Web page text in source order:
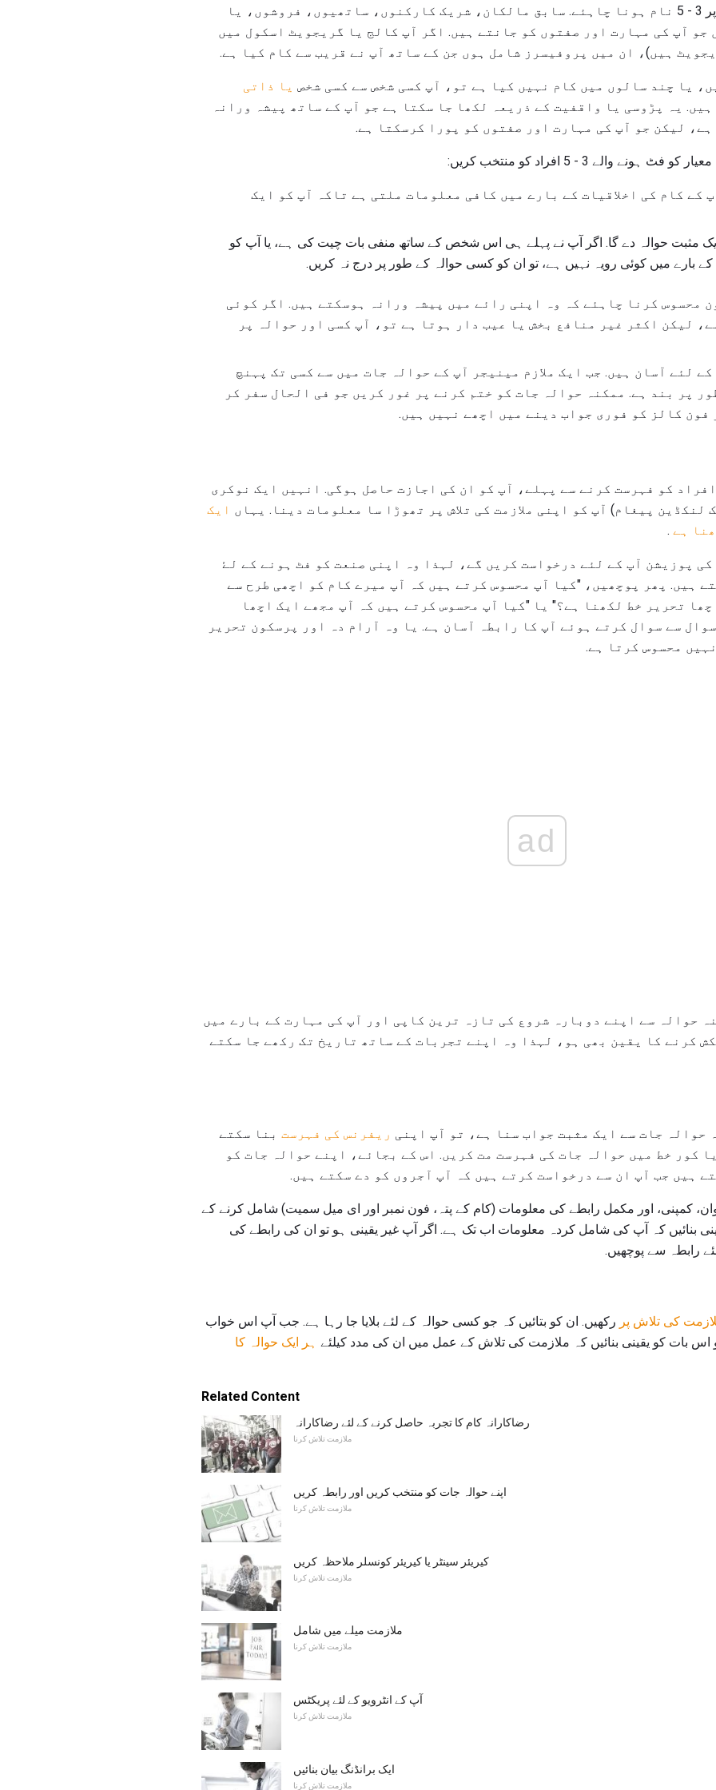
آپ کو اپنے حوالہ کی فہرست پر 3 - 5 نام ہونا چاہئے. سابق مالکان، شریک کارکنوں، ساتھیوں، فروشوں، یا
جو آپ کی مہارت اور صفتوں کو جانتے ہیں. اگر آپ کالج یا گریجویٹ اسکول میں
ہیں)، ان میں پروفیسرز شامل ہوں جن کے ساتھ آپ نے قریب سے کام کیا ہے.
یا چند سالوں میں کام نہیں کیا ہے تو، آپ کسی شخص سے کسی شخص یا ذاتی
یہ پڑوسی یا واقفیت کے ذریعہ لکھا جا سکتا ہے جو آپ کے ساتھ پیشہ ورانہ
لیکن جو آپ کی مہارت اور صفتوں کو پورا کرسکتا ہے.
والے 3 - 5 افراد کو منتخب کریں:
کے کام کی اخلاقیات کے بارے میں کافی معلومات ملتی ہے تاکہ آپ کو ایک
مثبت حوالہ دے گا. اگر آپ نے پہلے ہی اس شخص کے ساتھ منفی بات چیت کی ہے، یا آپ کو
بارے میں کوئی رویہ نہیں ہے، تو ان کو کسی حوالہ کے طور پر درج نہ کریں.
محسوس کرنا چاہئے کہ وہ اپنی رائے میں پیشہ ورانہ ہوسکتے ہیں. اگر کوئی
لیکن اکثر غیر منافع بخش یا عیب دار ہوتا ہے تو، آپ کسی اور حوالہ پر
لئے آسان ہیں. جب ایک ملازم مینیجر آپ کے حوالہ جات میں سے کسی تک پہنچ
پر بند ہے. ممکنہ حوالہ جات کو ختم کرنے پر غور کریں جو فی الحال سفر کر
فون کالز کو فوری جواب دینے میں اچھے نہیں ہیں.
حوالہ جات کے طور پر ان 3-5 افراد کو فہرست کرنے سے پہلے، آپ کو ان کی اجازت حاصل ہوگی. انہیں ایک نوکری
لنکڈین پیغام) آپ کو اپنی ملازمت کی تلاش پر تھوڑا سا معلومات دینا. یہاں ایک
ہے .
پوزیشن آپ کے لئے درخواست کریں گے، لہذا وہ اپنی صنعت کو فٹ ہونے کے لۓ
ہیں. پھر پوچھیں، "کیا آپ محسوس کرتے ہیں کہ آپ میرے کام کو اچھی طرح سے
تحریر خط لکھنا ہے؟" یا "کیا آپ محسوس کرتے ہیں کہ آپ مجھے ایک اچھا
سے سوال کرتے ہوئے آپ کا رابطہ آسان ہے. یا وہ آرام دہ اور پرسکون تحریر
محسوس کرتا ہے.
ad
حوالہ سے اپنے دوبارہ شروع کی تازہ ترین کاپی اور آپ کی مہارت کے بارے میں
کرنے کا یقین بھی ہو، لہذا وہ اپنے تجربات کے ساتھ تاریخ تک رکھے جا سکتے
ریفرنس کی فہرست بنا سکتے
کور خط میں حوالہ جات کی فہرست مت کریں. اس کے بجائے، اپنے حوالہ جات کو
ہیں جب آپ ان سے درخواست کرتے ہیں کہ آپ آجروں کو دے سکتے ہیں.
کمپنی، اور مکمل رابطے کی معلومات (کام کے پتہ، فون نمبر اور ای میل سمیت) شامل کرنے کے
بنائیں کہ آپ کی شامل کردہ معلومات اب تک ہے. اگر آپ غیر یقینی ہو تو ان کی رابطے کی
رابطہ سے پوچھیں.
کی تلاش پر رکھیں. ان کو بتائیں کہ جو کسی حوالہ کے لئے بلایا جا رہا ہے. جب آپ اس خواب
بات کو یقینی بنائیں کہ ملازمت کی تلاش کے عمل میں ان کی مدد کیلئے ہر ایک حوالہ کا
Related Content
رضاکارانہ کام کا تجربہ حاصل کرنے کے لئے رضاکارانہ
ملازمت تلاش کرنا
اپنے حوالہ جات کو منتخب کریں اور رابطہ کریں
ملازمت تلاش کرنا
کیریئر سینٹر یا کیریئر کونسلر ملاحظہ کریں
ملازمت تلاش کرنا
ملازمت میلے میں شامل
ملازمت تلاش کرنا
آپ کے انٹرویو کے لئے پریکٹس
ملازمت تلاش کرنا
ایک برانڈنگ بیان بنائیں
ملازمت تلاش کرنا